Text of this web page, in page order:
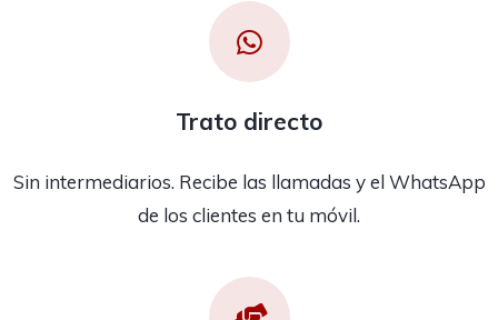
Trato directo
Sin intermediarios. Recibe las llamadas y el WhatsApp
de los clientes en tu móvil.